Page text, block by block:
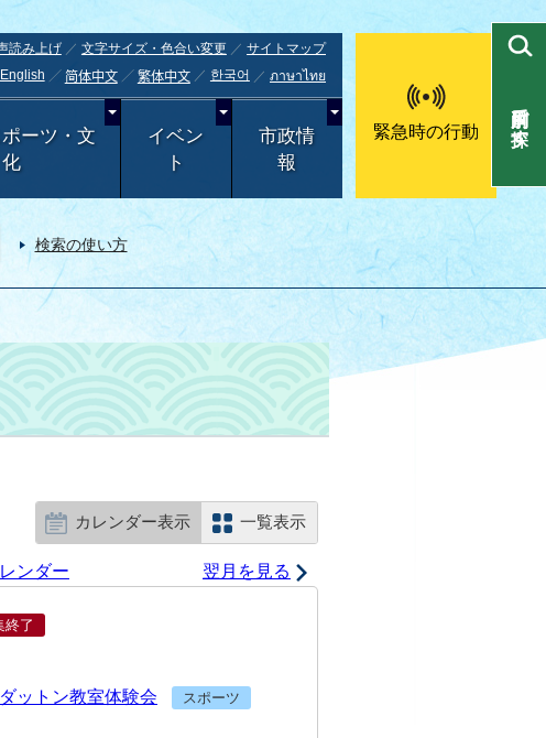
読み上げ 文字サイズ・色合い変更
サイトマップ
English 简体中文 繁体中文 한국어 ภาษาไทย
ーツ・文
化
イベン
ト
市政情
報
緊急時の行動
検索の使い方
目的別で探す
カレンダー表示 一覧表示
ンダー 翌月を見る
終了
ットン教室体験会
スポーツ